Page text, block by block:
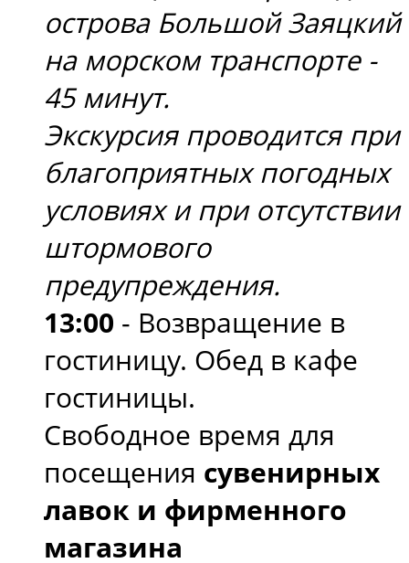
острова Большой Заяцкий
на морском транспорте -
45 минут.
Экскурсия проводится при
благоприятных погодных
условиях и при отсутствии
штормового
предупреждения.
13:00 - Возвращение в
гостиницу. Обед в кафе
гостиницы.
Свободное время для
посещения сувенирных
лавок и фирменного
магазина